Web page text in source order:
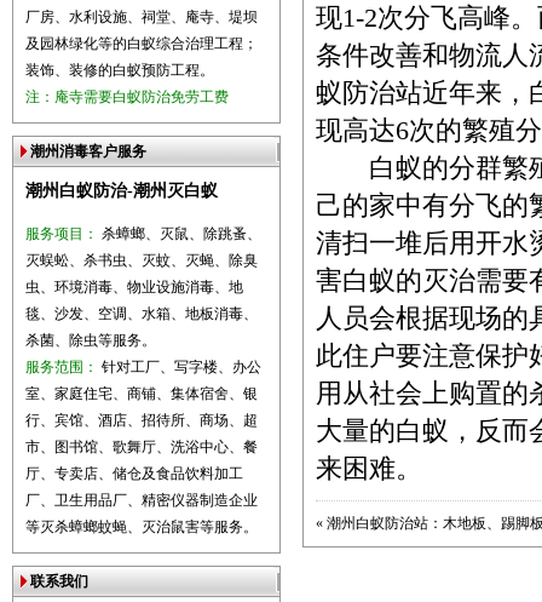
厂房、水利设施、祠堂、庵寺、堤坝
及园林绿化等的白蚁综合治理工程；
装饰、装修的白蚁预防工程。
注：庵寺需要白蚁防治免劳工费
潮州消毒客户服务
潮州白蚁防治-潮州灭白蚁
服务项目： 杀蟑螂、灭鼠、除跳蚤、
灭蜈蚣、杀书虫、灭蚊、灭蝇、除臭
虫、环境消毒、物业设施消毒、地
毯、沙发、空调、水箱、地板消毒、
杀菌、除虫等服务。
服务范围： 针对工厂、写字楼、办公
室、家庭住宅、商铺、集体宿舍、银
行、宾馆、酒店、招待所、商场、超
市、图书馆、歌舞厅、洗浴中心、餐
厅、专卖店、储仓及食品饮料加工
厂、卫生用品厂、精密仪器制造企业
等灭杀蟑螂蚊蝇、灭治鼠害等服务。
联系我们
现1-2次分飞高峰
条件改善和物流人
蚁防治站近年来，
现高达6次的繁殖
白蚁的分群繁殖
己的家中有分飞的
清扫一堆后用开水
害白蚁的灭治需要
人员会根据现场的
此住户要注意保护
用从社会上购置的
大量的白蚁，反而
来困难。
« 潮州白蚁防治站：木地板、踢脚